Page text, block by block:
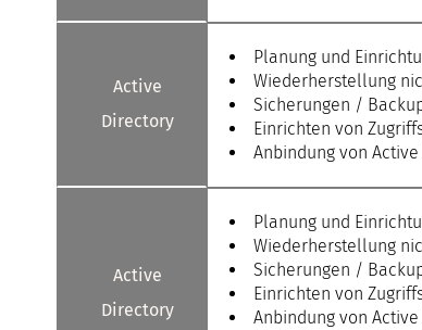
Active
Directory
Planung und
Wiederherstellung
Sicherungen /
Einrichten von
Anbindung von
Active
Directory
Planung und
Wiederherstellung
Sicherungen /
Einrichten von
Anbindung von